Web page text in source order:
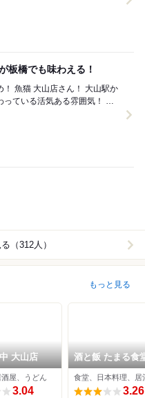
板橋でも味わえる！
か
ている活気ある雰囲気！ ま
（312人）
もっと見る
大山店
屋、うどん
3.04
酒と飯 たまる食
食堂、日本料理、居
3.26